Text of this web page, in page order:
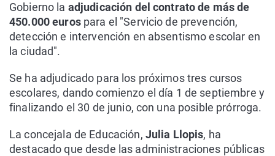
Gobierno la adjudicación del contrato de más de
450.000 eurospara el "Servicio de prevención,
detección e intervención en absentismo escolar en
la ciudad".
Se ha adjudicado para los próximos tres cursos
escolares, dando comienzo el día 1 de septiembre y
finalizando el 30 de junio, con una posible prórroga.
La concejala de Educación, Julia Llopis, ha
destacado que desde las administraciones públicas